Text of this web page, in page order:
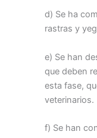
d) Se ha
rastras y
e) Se han
que deben
esta fase,
veterinarios.
f) Se han